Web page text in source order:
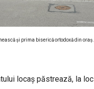
și prima biserică ortodoxă din oraș.
locaș păstrează, la